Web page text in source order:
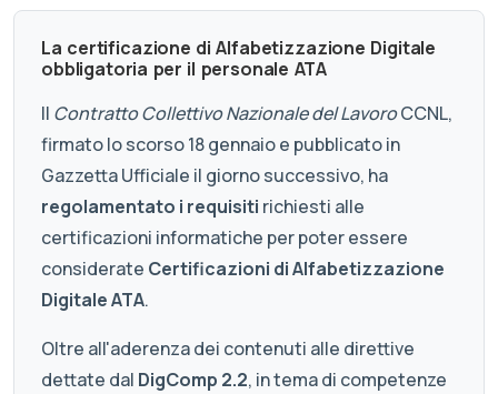
La certificazione di Alfabetizzazione Digitale
obbligatoria per il personale ATA
Il Contratto Collettivo Nazionale del LavoroCCNL,
firmato lo scorso 18 gennaio e pubblicato in
Gazzetta Ufficiale il giorno successivo, ha
regolamentato i requisiti richiesti alle
certificazioni informatiche per poter essere
considerate Certificazioni di Alfabetizzazione
Digitale ATA.
Oltre all'aderenza dei contenuti alle direttive
dettate dal DigComp 2.2, in tema di competenze